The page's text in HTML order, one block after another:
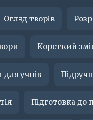
Огляд творів
Короткий
для учнів
Підготовка до